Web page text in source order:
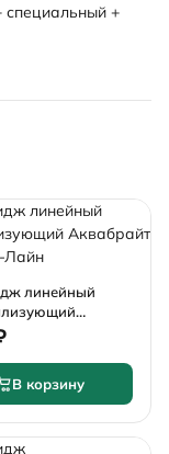
+
линейный
Минерал-
В корзину